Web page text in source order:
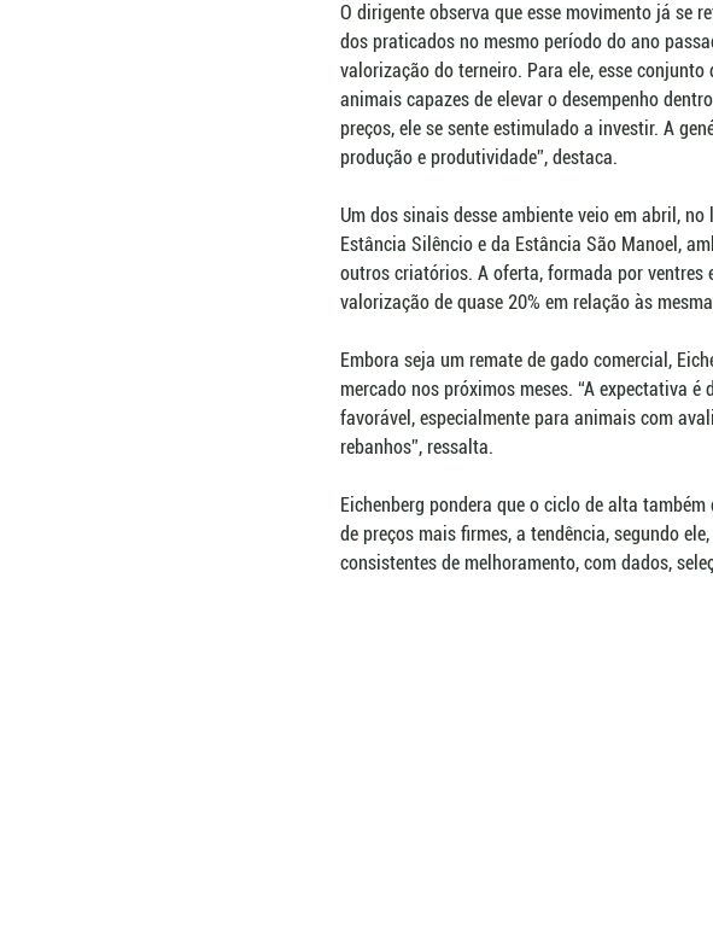
O dirigente observa que esse movimento já se
dos praticados no mesmo período do ano
valorização do terneiro. Para ele, esse
animais capazes de elevar o desempenho
preços, ele se sente estimulado a investir. A
produção e produtividade”, destaca.
Um dos sinais desse ambiente veio em abril,
Estância Silêncio e da Estância São Manoel,
outros criatórios. A oferta, formada por ventres
valorização de quase 20% em relação às
Embora seja um remate de gado comercial,
mercado nos próximos meses. “A expectativa
favorável, especialmente para animais com
rebanhos”, ressalta.
Eichenberg pondera que o ciclo de alta
de preços mais firmes, a tendência, segundo
consistentes de melhoramento, com dados,